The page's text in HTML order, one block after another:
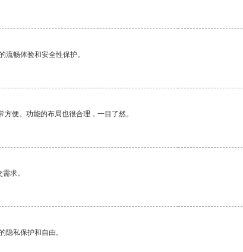
流畅体验和安全性保护。
便。功能的布局也很合理，一目了然。
求。
隐私保护和自由。